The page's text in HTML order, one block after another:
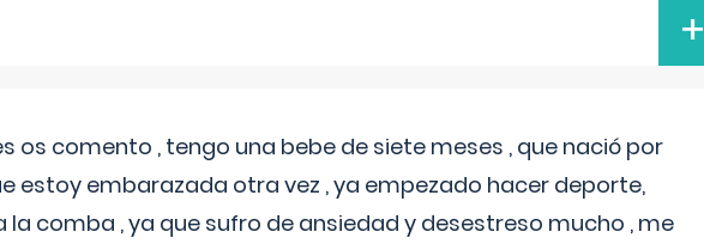
+
os comento , tengo una bebe de siete meses , que nació por
estoy embarazada otra vez , ya empezado hacer deporte,
comba , ya que sufro de ansiedad y desestreso mucho , me